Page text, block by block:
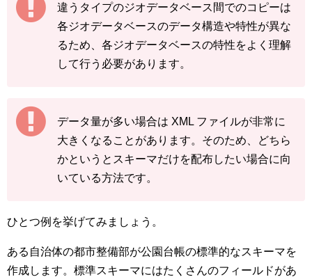
違うタイプのジオデータベース間でのコピーは
各ジオデータベースのデータ構造や特性が異な
るため、各ジオデータベースの特性をよく理解
して行う必要があります。
データ量が多い場合は XML ファイルが非常に
大きくなることがあります。そのため、どちら
かというとスキーマだけを配布したい場合に向
いている方法です。
ひとつ例を挙げてみましょう。
ある自治体の都市整備部が公園台帳の標準的なスキーマを
作成します。標準スキーマにはたくさんのフィールドがあ